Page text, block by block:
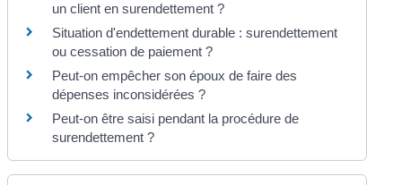
un client en surendettement ?
Situation d'endettement durable : surendettement
ou cessation de paiement ?
Peut-on empêcher son époux de faire des
dépenses inconsidérées ?
Peut-on être saisi pendant la procédure de
surendettement ?